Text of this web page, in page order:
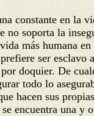
constante en la
no soporta la
más humana
ser esclavo
doquier. De
todo lo
hacen sus
encuentra una y